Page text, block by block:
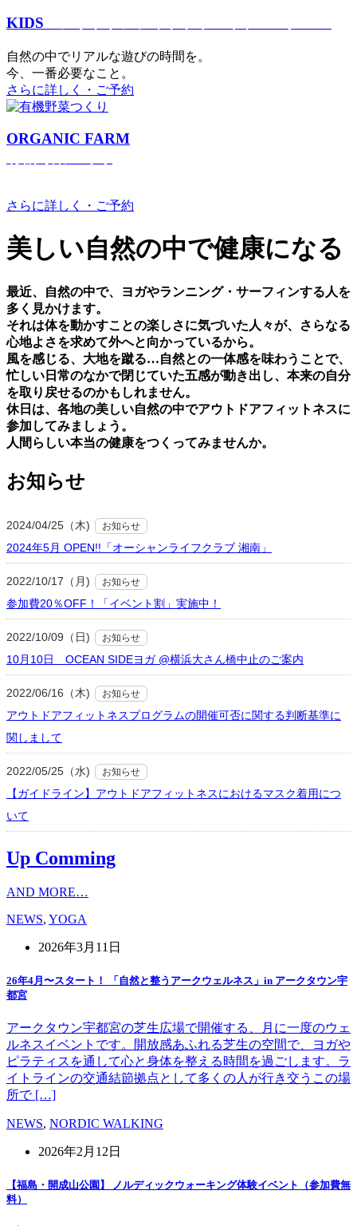
KIDS
⾃然の中でリアルな遊びの時間を。
今、⼀番必要なこと。
さらに詳しく・ご予約
ORGANIC FARM
さらに詳しく・ご予約
美しい⾃然の中で健康になる
最近、⾃然の中で、ヨガやランニング・サーフィンする⼈を
多く⾒かけます。
それは体を動かすことの楽しさに気づいた⼈々が、さらなる
⼼地よさを求めて外へと向かっているから。
⾵を感じる、⼤地を蹴る…⾃然との⼀体感を味わうことで、
忙しい⽇常のなかで閉じていた五感が動き出し、本来の⾃分
を取り戻せるのかもしれません。
休⽇は、各地の美しい⾃然の中でアウトドアフィットネスに
参加してみましょう。
⼈間らしい本当の健康をつくってみませんか。
お知らせ
2024/04/25（木) お知らせ
2024年5月 OPEN!!「オーシャンライフクラブ 湘南」
2022/10/17（月) お知らせ
参加費20％OFF！「イベント割」実施中！
2022/10/09（日) お知らせ
10月10日 OCEAN SIDEヨガ @横浜大さん橋中止のご案内
2022/06/16（木) お知らせ
アウトドアフィットネスプログラムの開催可否に関する判断基準に
関しまして
2022/05/25（水) お知らせ
【ガイドライン】アウトドアフィットネスにおけるマスク着用につ
いて
Up Comming
AND MORE…
NEWS, YOGA
2026年3月11日
26年4月〜スタート！ 「自然と整うアークウェルネス」in アークタウン宇
都宮
アークタウン宇都宮の芝生広場で開催する、月に一度のウェ
ルネスイベントです。開放感あふれる芝生の空間で、ヨガや
ピラティスを通して心と身体を整える時間を過ごします。ラ
イトラインの交通結節拠点として多くの人が行き交うこの場
所で […]
NEWS, NORDIC WALKING
2026年2月12日
【福島・開成山公園】 ノルディックウォーキング体験イベント（参加費無
料）